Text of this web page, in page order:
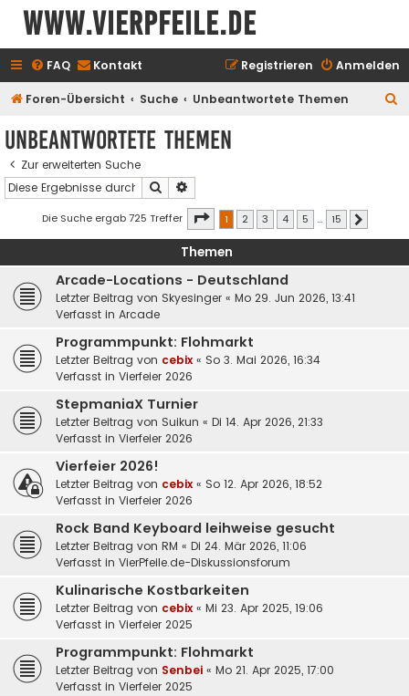
www.vierpfeile.de
FAQ Kontakt Anmelden
Registrieren
Foren-Übersicht Suche Unbeantwortete Themen
Unbeantwortete Themen
Zur erweiterten Suche
Suche
Die Suche ergab 725 Treffer Seite von15
1 2 3 4 5 … 15
Themen
Arcade-Locations - Deutschland
Letzter Beitrag von Skyesinger « Mo 29. Jun 2026, 13:41
Verfasst in Arcade
Programmpunkt: Flohmarkt
Letzter Beitrag von cebix « So 3. Mai 2026, 16:34
Verfasst in Vierfeier 2026
StepmaniaX Turnier
Letzter Beitrag von Suikun « Di 14. Apr 2026, 21:33
Verfasst in Vierfeier 2026
Vierfeier 2026!
Letzter Beitrag von cebix « So 12. Apr 2026, 18:52
Verfasst in Vierfeier 2026
Rock Band Keyboard leihweise gesucht
Letzter Beitrag von RM « Di 24. Mär 2026, 11:06
Verfasst in VierPfeile.de-Diskussionsforum
Kulinarische Kostbarkeiten
Letzter Beitrag von cebix « Mi 23. Apr 2025, 19:06
Verfasst in Vierfeier 2025
Programmpunkt: Flohmarkt
Letzter Beitrag von Senbei « Mo 21. Apr 2025, 17:00
Verfasst in Vierfeier 2025